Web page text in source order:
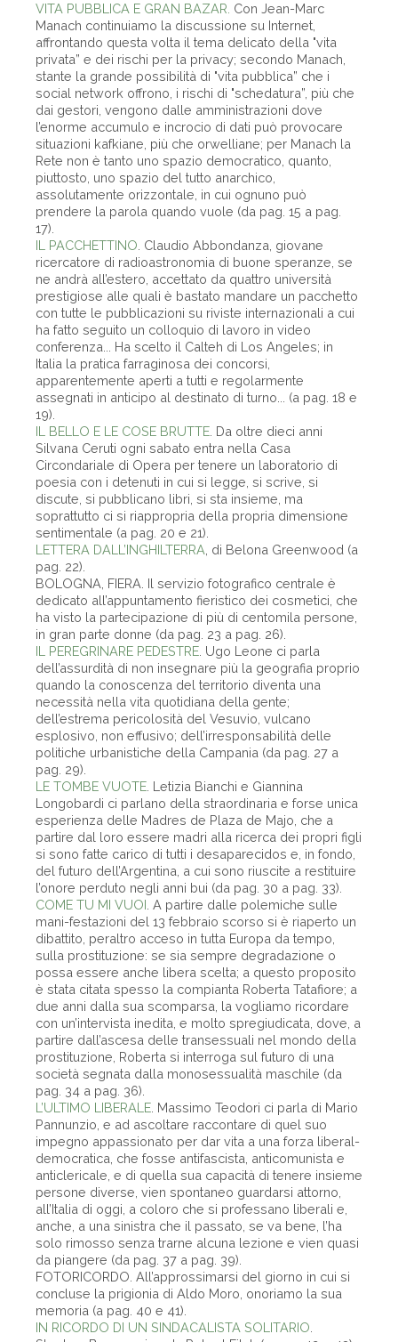
VITA PUBBLICA E GRAN BAZAR. Con Jean-Marc
Manach continuiamo la discussione su Internet,
affrontando questa volta il tema delicato della "vita
privata” e dei rischi per la privacy; secondo Manach,
stante la grande possibilità di "vita pubblica” che i
social network offrono, i rischi di "schedatura”, più che
dai gestori, vengono dalle amministrazioni dove
l’enorme accumulo e incrocio di dati può provocare
situazioni kafkiane, più che orwelliane; per Manach la
Rete non è tanto uno spazio democratico, quanto,
piuttosto, uno spazio del tutto anarchico,
assolutamente orizzontale, in cui ognuno può
prendere la parola quando vuole (da pag. 15 a pag.
17).
IL PACCHETTINO . Claudio Abbondanza, giovane
ricercatore di radioastronomia di buone speranze, se
ne andrà all’estero, accettato da quattro università
prestigiose alle quali è bastato mandare un pacchetto
con tutte le pubblicazioni su riviste internazionali a cui
ha fatto seguito un colloquio di lavoro in video
conferenza... Ha scelto il Calteh di Los Angeles; in
Italia la pratica farraginosa dei concorsi,
apparentemente aperti a tutti e regolarmente
assegnati in anticipo al destinato di turno... (a pag. 18 e
19).
IL BELLO E LE COSE BRUTTE . Da oltre dieci anni
Silvana Ceruti ogni sabato entra nella Casa
Circondariale di Opera per tenere un laboratorio di
poesia con i detenuti in cui si legge, si scrive, si
discute, si pubblicano libri, si sta insieme, ma
soprattutto ci si riappropria della propria dimensione
sentimentale (a pag. 20 e 21).
LETTERA DALL’INGHILTERRA , di Belona Greenwood (a
pag. 22).
BOLOGNA, FIERA. Il servizio fotografico centrale è
dedicato all’appuntamento fieristico dei cosmetici, che
ha visto la partecipazione di più di centomila persone,
in gran parte donne (da pag. 23 a pag. 26).
IL PEREGRINARE PEDESTRE . Ugo Leone ci parla
dell’assurdità di non insegnare più la geografia proprio
quando la conoscenza del territorio diventa una
necessità nella vita quotidiana della gente;
dell’estrema pericolosità del Vesuvio, vulcano
esplosivo, non effusivo; dell’irresponsabilità delle
politiche urbanistiche della Campania (da pag. 27 a
pag. 29).
LE TOMBE VUOTE . Letizia Bianchi e Giannina
Longobardi ci parlano della straordinaria e forse unica
esperienza delle Madres de Plaza de Majo, che a
partire dal loro essere madri alla ricerca dei propri figli
si sono fatte carico di tutti i desaparecidos e, in fondo,
del futuro dell’Argentina, a cui sono riuscite a restituire
l’onore perduto negli anni bui (da pag. 30 a pag. 33).
COME TU MI VUOI . A partire dalle polemiche sulle
mani-festazioni del 13 febbraio scorso si è riaperto un
dibattito, peraltro acceso in tutta Europa da tempo,
sulla prostituzione: se sia sempre degradazione o
possa essere anche libera scelta; a questo proposito
è stata citata spesso la compianta Roberta Tatafiore; a
due anni dalla sua scomparsa, la vogliamo ricordare
con un’intervista inedita, e molto spregiudicata, dove, a
partire dall’ascesa delle transessuali nel mondo della
prostituzione, Roberta si interroga sul futuro di una
società segnata dalla monosessualità maschile (da
pag. 34 a pag. 36).
L’ULTIMO LIBERALE . Massimo Teodori ci parla di Mario
Pannunzio, e ad ascoltare raccontare di quel suo
impegno appassionato per dar vita a una forza liberal-
democratica, che fosse antifascista, anticomunista e
anticlericale, e di quella sua capacità di tenere insieme
persone diverse, vien spontaneo guardarsi attorno,
all’Italia di oggi, a coloro che si professano liberali e,
anche, a una sinistra che il passato, se va bene, l’ha
solo rimosso senza trarne alcuna lezione e vien quasi
da piangere (da pag. 37 a pag. 39).
FOTORICORDO. All’approssimarsi del giorno in cui si
concluse la prigionia di Aldo Moro, onoriamo la sua
memoria (a pag. 40 e 41).
IN RICORDO DI UN SINDACALISTA SOLITARIO